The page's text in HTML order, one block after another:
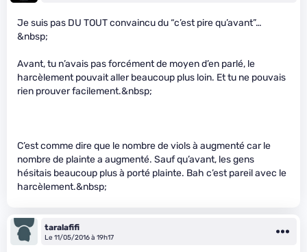
Je suis pas DU TOUT convaincu du “c’est pire qu’avant”…
&nbsp;
Avant, tu n’avais pas forcément de moyen d’en parlé, le
harcèlement pouvait aller beaucoup plus loin. Et tu ne pouvais
rien prouver facilement.&nbsp;
C’est comme dire que le nombre de viols à augmenté car le
nombre de plainte a augmenté. Sauf qu’avant, les gens
hésitais beaucoup plus à porté plainte. Bah c’est pareil avec le
harcèlement.&nbsp;
taralafifi
Le 11/05/2016 à 19h17